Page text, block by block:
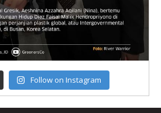
Follow on Instagram